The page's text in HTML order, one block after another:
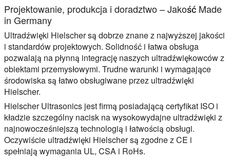
Projektowanie, produkcja i doradztwo – Jakość Made
in Germany
Ultradźwięki Hielscher są dobrze znane z najwyższej jakości
i standardów projektowych. Solidność i łatwa obsługa
pozwalają na płynną integrację naszych ultradźwiękowców z
obiektami przemysłowymi. Trudne warunki i wymagające
środowiska są łatwo obsługiwane przez ultradźwięki
Hielscher.
Hielscher Ultrasonics jest firmą posiadającą certyfikat ISO i
kładzie szczególny nacisk na wysokowydajne ultradźwięki z
najnowocześniejszą technologią i łatwością obsługi.
Oczywiście ultradźwięki Hielscher są zgodne z CE i
spełniają wymagania UL, CSA i RoHs.